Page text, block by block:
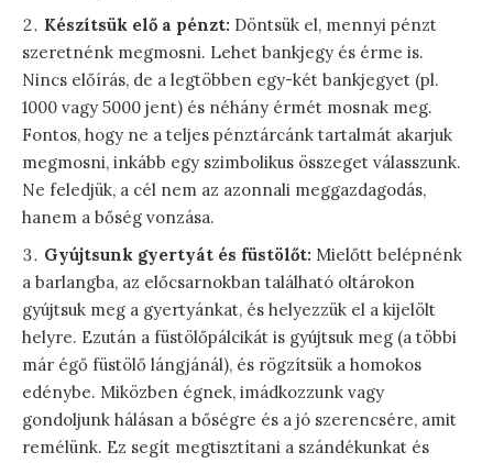
Készítsük elő a pénzt: Döntsük el, mennyi pénzt
szeretnénk megmosni. Lehet bankjegy és érme is.
Nincs előírás, de a legtöbben egy-két bankjegyet (pl.
1000 vagy 5000 jent) és néhány érmét mosnak meg.
Fontos, hogy ne a teljes pénztárcánk tartalmát akarjuk
megmosni, inkább egy szimbolikus összeget válasszunk.
Ne feledjük, a cél nem az azonnali meggazdagodás,
hanem a bőség vonzása.
Gyújtsunk gyertyát és füstölőt: Mielőtt belépnénk
a barlangba, az előcsarnokban található oltárokon
gyújtsuk meg a gyertyánkat, és helyezzük el a kijelölt
helyre. Ezután a füstölőpálcikát is gyújtsuk meg (a többi
már égő füstölő lángjánál), és rögzítsük a homokos
edénybe. Miközben égnek, imádkozzunk vagy
gondoljunk hálásan a bőségre és a jó szerencsére, amit
remélünk. Ez segít megtisztítani a szándékunkat és